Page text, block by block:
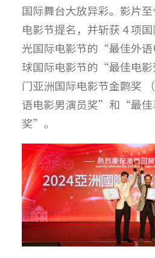
国际舞台大放异彩。影片
电影节提名，并斩获 4 项
光国际电影节的“最佳外
球国际电影节的“最佳电
门亚洲国际电影节金鹮奖
语电影男演员奖”和“最佳
奖”。